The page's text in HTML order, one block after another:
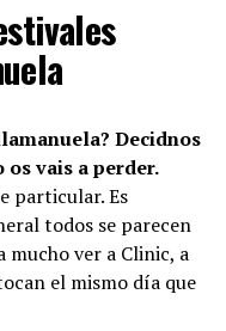
Decidnos
vais a perder.
particular. Es
todos se parecen
mucho ver a Clinic, a
el mismo día que